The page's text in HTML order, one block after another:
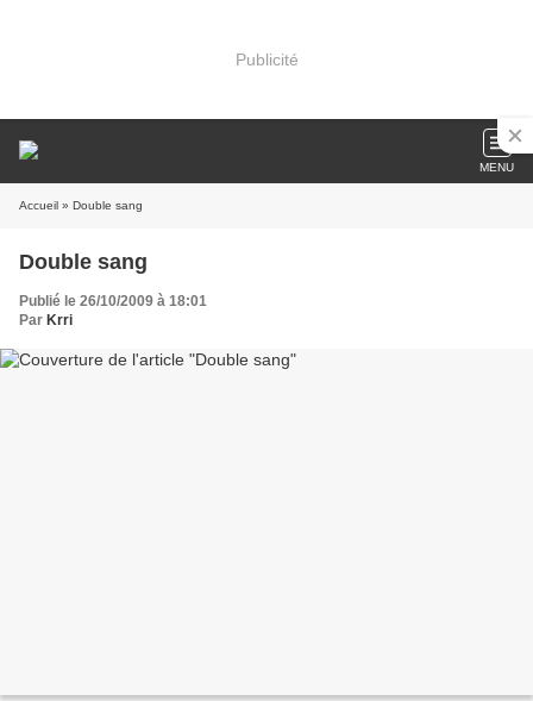
Publicité
MENU
Accueil » Double sang
Double sang
Publié le 26/10/2009 à 18:01
Par Krri